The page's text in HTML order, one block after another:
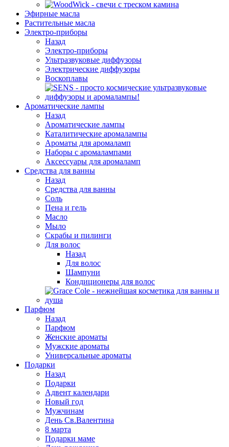
Эфирные масла
Растительные масла
Электро-приборы
Назад
Электро-приборы
Ультразвуковые диффузоры
Электрические диффузоры
Воскоплавы
Ароматические лампы
Назад
Ароматические лампы
Каталитические аромалампы
Ароматы для аромаламп
Наборы с аромалампами
Аксессуары для аромаламп
Средства для ванны
Назад
Средства для ванны
Соль
Пена и гель
Масло
Мыло
Скрабы и пилинги
Для волос
Назад
Для волос
Шампуни
Кондиционеры для волос
Парфюм
Назад
Парфюм
Женские ароматы
Мужские ароматы
Универсальные ароматы
Подарки
Назад
Подарки
Адвент календари
Новый год
Мужчинам
День Св.Валентина
8 марта
Подарки маме